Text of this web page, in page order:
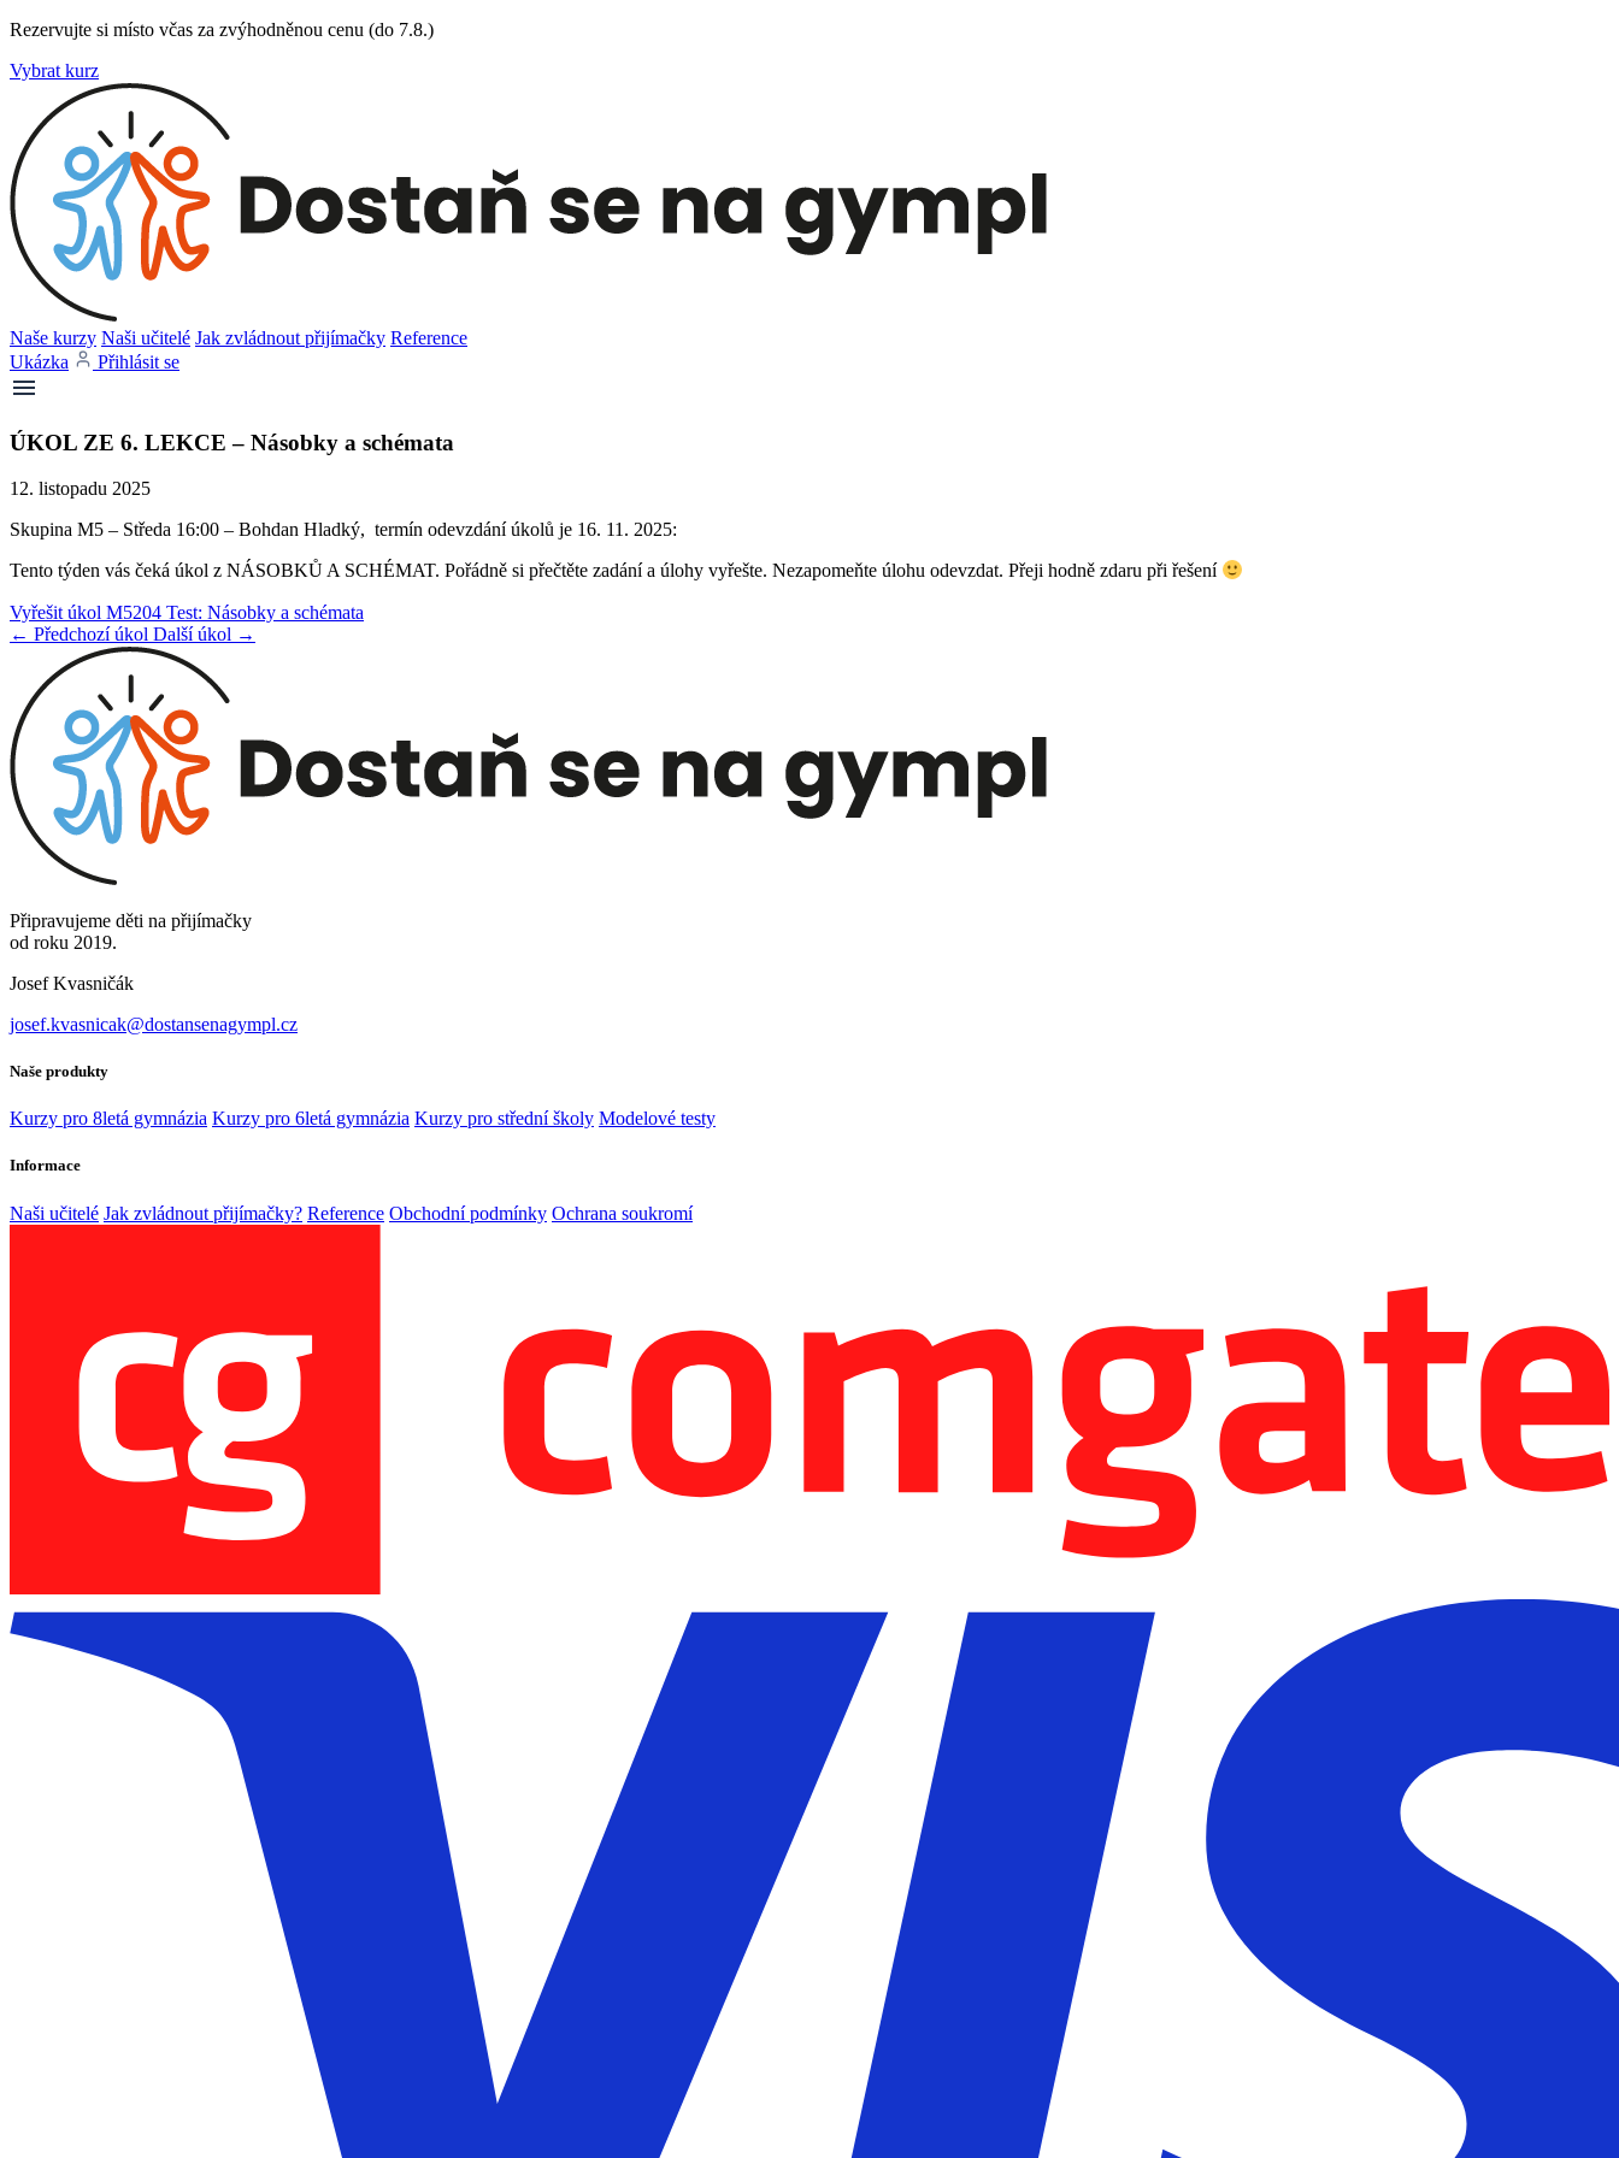
Rezervujte si místo včas za zvýhodněnou cenu (do 7.8.)
Vybrat kurz
Naše kurzy Naši učitelé Jak zvládnout přijímačky Reference
Ukázka
Přihlásit se
ÚKOL ZE 6. LEKCE – Násobky a schémata
12. listopadu 2025
Skupina M5 – Středa 16:00 – Bohdan Hladký, termín odevzdání úkolů je 16. 11. 2025:
Tento týden vás čeká úkol z NÁSOBKŮ A SCHÉMAT. Pořádně si přečtěte zadání a úlohy vyřešte. Nezapomeňte úlohu odevzdat. Přeji hodně zdaru při řešení
Vyřešit úkol M5204 Test: Násobky a schémata
← Předchozí úkol Další úkol →
Připravujeme děti na přijímačky
od roku 2019.
Josef Kvasničák
josef.kvasnicak@dostansenagympl.cz
Naše produkty
Kurzy pro 8letá gymnázia Kurzy pro 6letá gymnázia Kurzy pro střední školy Modelové testy
Informace
Naši učitelé Jak zvládnout přijímačky? Reference Obchodní podmínky Ochrana soukromí